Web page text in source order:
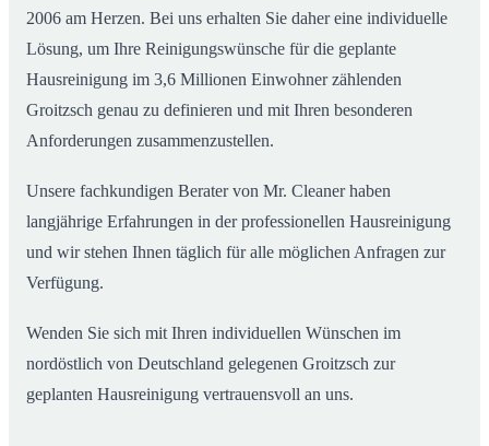
2006 am Herzen. Bei uns erhalten Sie daher eine individuelle
Lösung, um Ihre Reinigungswünsche für die geplante
Hausreinigung im 3,6 Millionen Einwohner zählenden
Groitzsch genau zu definieren und mit Ihren besonderen
Anforderungen zusammenzustellen.
Unsere fachkundigen Berater von Mr. Cleaner haben
langjährige Erfahrungen in der professionellen Hausreinigung
und wir stehen Ihnen täglich für alle möglichen Anfragen zur
Verfügung.
Wenden Sie sich mit Ihren individuellen Wünschen im
nordöstlich von Deutschland gelegenen Groitzsch zur
geplanten Hausreinigung vertrauensvoll an uns.